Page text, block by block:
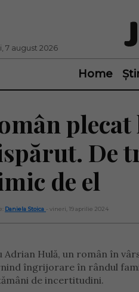
7 august 2026
Home
De
de el
Daniela Stoica - vineri, 19 aprilie 2024
Adrian Hulă, un român în
îngrijorare în rândul
de incertitudini.